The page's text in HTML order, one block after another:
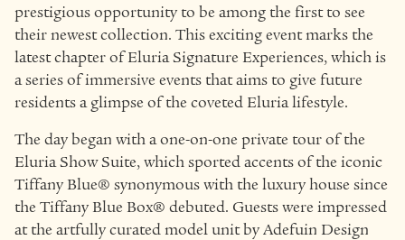
prestigious opportunity to be among the first to see
their newest collection. This exciting event marks the
latest chapter of Eluria Signature Experiences, which is
a series of immersive events that aims to give future
residents a glimpse of the coveted Eluria lifestyle.
The day began with a one-on-one private tour of the
Eluria Show Suite, which sported accents of the iconic
Tiffany Blue® synonymous with the luxury house since
the Tiffany Blue Box® debuted. Guests were impressed
at the artfully curated model unit by Adefuin Design